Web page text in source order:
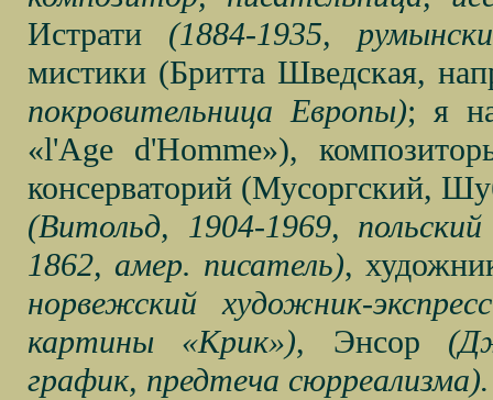
Истрати (1884-1935,
мистики (Бритта Шведская,
покровительница Европы); я
«l'Age d'Homme»),
консерваторий (Мусоргский,
(Витольд, 1904-1969,
1862, амер. писатель),
норвежский художник-
картины «Крик»), Энсор
график, предтеча